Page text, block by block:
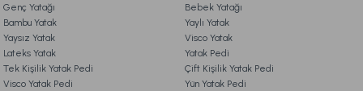
Genç Yatağı
Bebek Yatağı
Bambu Yatak
Yaylı Yatak
Yaysız Yatak
Visco Yatak
Lateks Yatak
Yatak Pedi
Tek Kişilik Yatak Pedi
Çift Kişilik Yatak Pedi
Visco Yatak Pedi
Yün Yatak Pedi